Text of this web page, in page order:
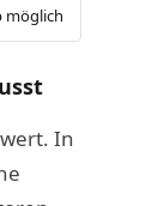
möglich
In